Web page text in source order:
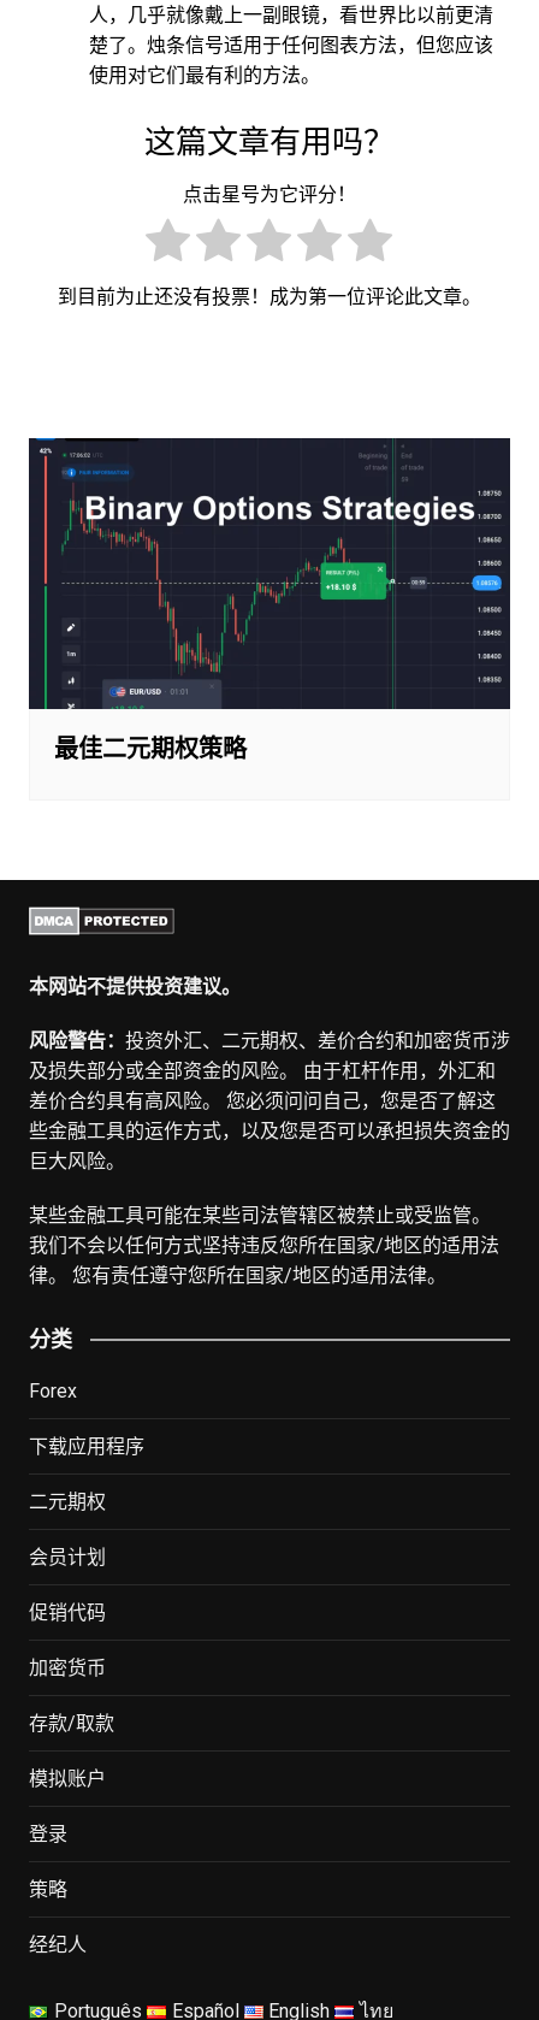
人，几乎就像戴上一副眼镜，看世界比以前更清
楚了。烛条信号适用于任何图表方法，但您应该
使用对它们最有利的方法。
这篇文章有用吗？
点击星号为它评分！
到目前为止还没有投票！成为第一位评论此文章。
导
最佳二元期权策略
本网站不提供投资建议。
风险警告： 投资外汇、二元期权、差价合约和加密货币涉
及损失部分或全部资金的风险。 由于杠杆作用，外汇和
差价合约具有高风险。 您必须问问自己，您是否了解这
些金融工具的运作方式，以及您是否可以承担损失资金的
巨大风险。
某些金融工具可能在某些司法管辖区被禁止或受监管。
我们不会以任何方式坚持违反您所在国家/地区的适用法
律。 您有责任遵守您所在国家/地区的适用法律。
分类
Forex
下载应用程序
二元期权
会员计划
促销代码
加密货币
存款/取款
模拟账户
登录
策略
经纪人
Português Español English ไทย